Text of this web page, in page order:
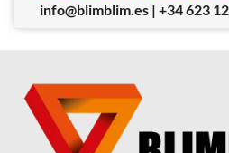
info@blimblim.es | +34 623